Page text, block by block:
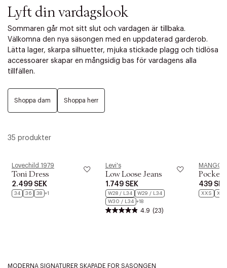
Lyft din vardagslook
Sommaren går mot sitt slut och vardagen är tillbaka.
Välkomna den nya säsongen med en uppdaterad garderob.
Lätta lager, skarpa silhuetter, mjuka stickade plagg och tidlösa
accessoarer skapar en mångsidig bas för vardagens alla
tillfällen.
Shoppa dam Shoppa herr
35 produkter
Lovechild 1979
Toni Dress
2.499 SEK
34 36 38 +1
Levi's
Low Loose Jeans
1.749 SEK
W28 / L34
W29 / L34
W30 / L34 +18
4.9 (23)
MANGO
Pocket
439 SEK
XXS XL
MODERNA SIGNATURER SKAPADE FÖR SÄSONGEN